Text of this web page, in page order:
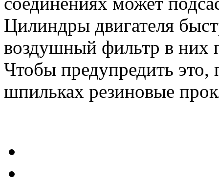
Цилиндры двигателя
воздушный фильтр в них
Чтобы предупредить
шпильках резиновые